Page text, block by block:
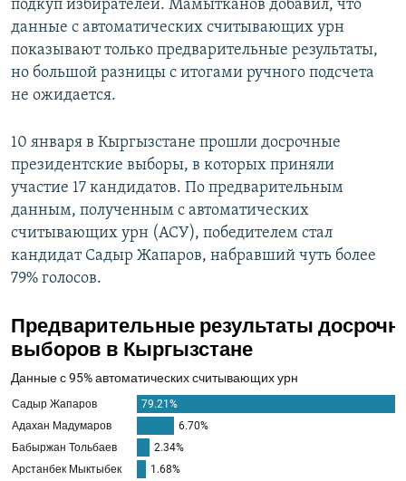
подкуп избирателей. Мамытканов добавил, что
данные с автоматических считывающих урн
показывают только предварительные результаты,
но большой разницы с итогами ручного подсчета
не ожидается.
10 января в Кыргызстане прошли досрочные
президентские выборы, в которых приняли
участие 17 кандидатов. По предварительным
данным, полученным с автоматических
считывающих урн (АСУ), победителем стал
кандидат Садыр Жапаров, набравший чуть более
79% голосов.